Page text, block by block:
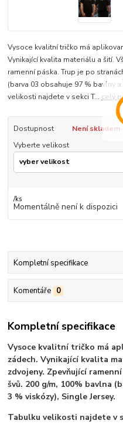
Vysoce kvalitní tričko má
Vynikající kvalita materiálu a šití.
ramenní páska. Trup je po
(barva 03 obsahuje 97 % bavlny
velikosti najdete v sekci T... celý
Dostupnost
Není skladem
Vyberte velikost
/ks
Momentálně není k dispozici
Kompletní specifikace
Komentáře 0
Kompletní specifikace
Vysoce kvalitní tričko má
zádech. Vynikající kvalita
zdvojeny. Zpevňující
švů. 200 g/m, 100% bavlna
3 % viskózy), Single Jersey.
Tabulku velikosti najdete v